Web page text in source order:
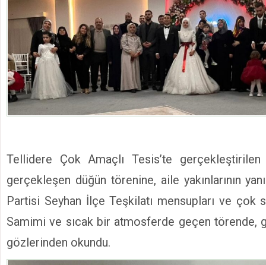
Tellidere Çok Amaçlı Tesis’te gerçekleştirilen
gerçekleşen düğün törenine, aile yakınlarının
Partisi Seyhan İlçe Teşkilatı mensupları ve çok
Samimi ve sıcak bir atmosferde geçen törende,
gözlerinden okundu.